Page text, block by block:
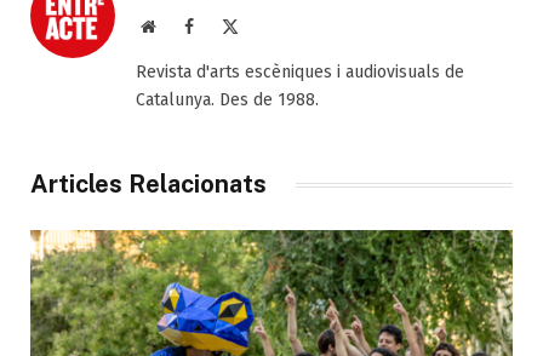
Web Facebook
Revista d'arts escèniques i audiovisuals de
Catalunya. Des de 1988.
Articles Relacionats